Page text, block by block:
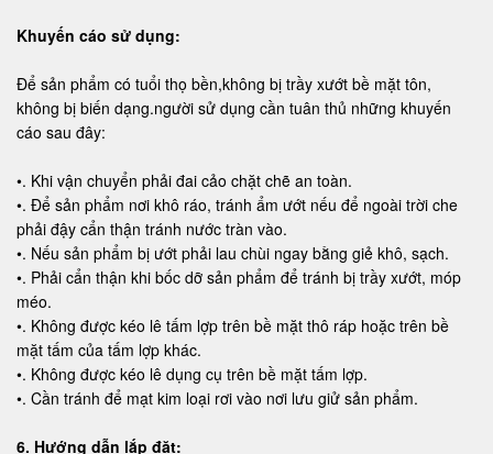
Khuyến cáo sử dụng:
Để sản phẩm có tuổi thọ bền,không bị trầy xướt bề mặt tôn,
không bị biến dạng.người sử dụng cần tuân thủ những khuyến
cáo sau đây:
•. Khi vận chuyển phải đai cảo chặt chẽ an toàn.
•. Để sản phẩm nơi khô ráo, tránh ẩm ướt nếu để ngoài trời che
phải đậy cẩn thận tránh nước tràn vào.
•. Nếu sản phẩm bị ướt phải lau chùi ngay bằng giẻ khô, sạch.
•. Phải cẩn thận khi bốc dỡ sản phẩm để tránh bị trầy xướt, móp
méo.
•. Không được kéo lê tấm lợp trên bề mặt thô ráp hoặc trên bề
mặt tấm của tấm lợp khác.
•. Không được kéo lê dụng cụ trên bề mặt tấm lợp.
•. Cần tránh để mạt kim loại rơi vào nơi lưu giử sản phẩm.
6. Hướng dẫn lắp đặt: